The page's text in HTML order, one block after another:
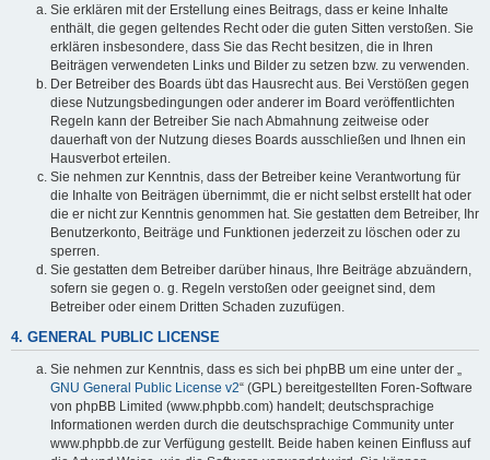
Sie erklären mit der Erstellung eines Beitrags, dass er keine Inhalte
enthält, die gegen geltendes Recht oder die guten Sitten verstoßen. Sie
erklären insbesondere, dass Sie das Recht besitzen, die in Ihren
Beiträgen verwendeten Links und Bilder zu setzen bzw. zu verwenden.
Der Betreiber des Boards übt das Hausrecht aus. Bei Verstößen gegen
diese Nutzungsbedingungen oder anderer im Board veröffentlichten
Regeln kann der Betreiber Sie nach Abmahnung zeitweise oder
dauerhaft von der Nutzung dieses Boards ausschließen und Ihnen ein
Hausverbot erteilen.
Sie nehmen zur Kenntnis, dass der Betreiber keine Verantwortung für
die Inhalte von Beiträgen übernimmt, die er nicht selbst erstellt hat oder
die er nicht zur Kenntnis genommen hat. Sie gestatten dem Betreiber, Ihr
Benutzerkonto, Beiträge und Funktionen jederzeit zu löschen oder zu
sperren.
Sie gestatten dem Betreiber darüber hinaus, Ihre Beiträge abzuändern,
sofern sie gegen o. g. Regeln verstoßen oder geeignet sind, dem
Betreiber oder einem Dritten Schaden zuzufügen.
4. GENERAL PUBLIC LICENSE
Sie nehmen zur Kenntnis, dass es sich bei phpBB um eine unter der „
GNU General Public License v2“ (GPL) bereitgestellten Foren-Software
von phpBB Limited (www.phpbb.com) handelt; deutschsprachige
Informationen werden durch die deutschsprachige Community unter
www.phpbb.de zur Verfügung gestellt. Beide haben keinen Einfluss auf